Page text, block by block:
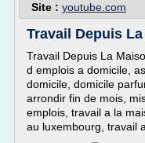
Site : youtube.com
Travail Depuis
Travail Depuis La
d emplois a domicile,
domicile, domicile
arrondir fin de mois,
emplois, travail a la
au luxembourg, travail